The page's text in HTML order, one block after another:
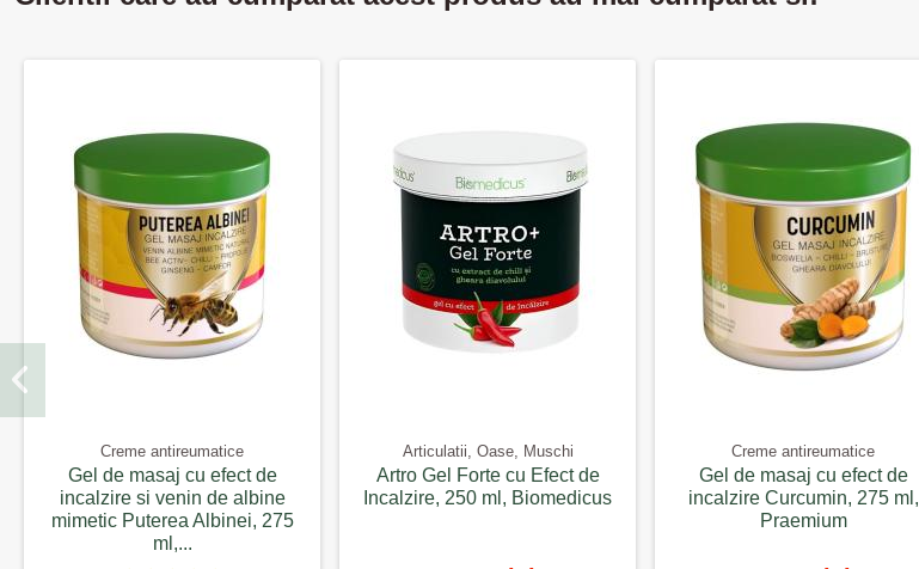
Creme antireumatice
Gel de masaj cu efect de
incalzire si venin de albine
mimetic Puterea Albinei, 275
ml,...
Articulatii, Oase, Muschi
Artro Gel Forte cu Efect de
Incalzire, 250 ml, Biomedicus
Creme antireumatice
Gel de masaj cu efect de
incalzire Curcumin, 275 ml,
Praemium